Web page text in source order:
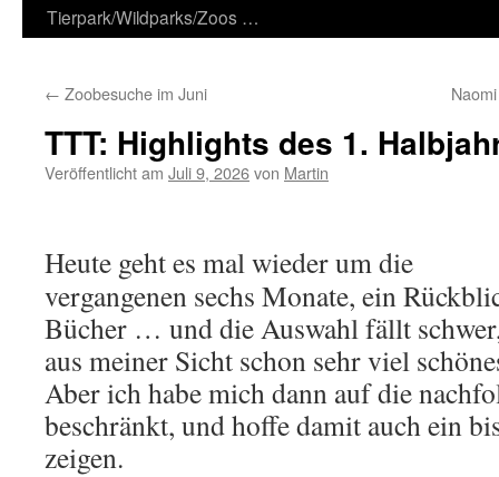
Tierpark/Wildparks/Zoos …
← Zoobesuche im Juni
TTT: Highlights des 1.
Veröffentlicht am Juli 9, 2026von Martin
Heute geht es mal wieder um die
vergangenen sechs Monate, ein
Bücher … und die Auswahl fällt
aus meiner Sicht schon sehr viel
Aber ich habe mich dann auf die
beschränkt, und hoffe damit auch ein
zeigen.